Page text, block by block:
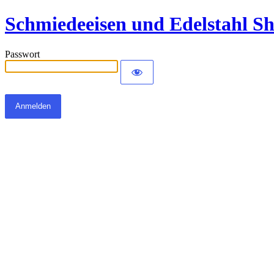
Schmiedeeisen und Edelstahl
Passwort